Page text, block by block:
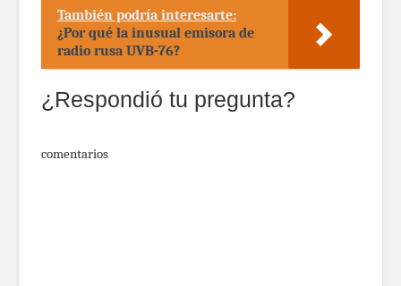
También podría interesarte:
¿Por qué la inusual emisora de
radio rusa UVB-76?
¿Respondió tu pregunta?
comentarios